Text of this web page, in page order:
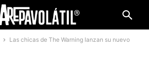
Las chicas de The Warning lanzan su nuevo